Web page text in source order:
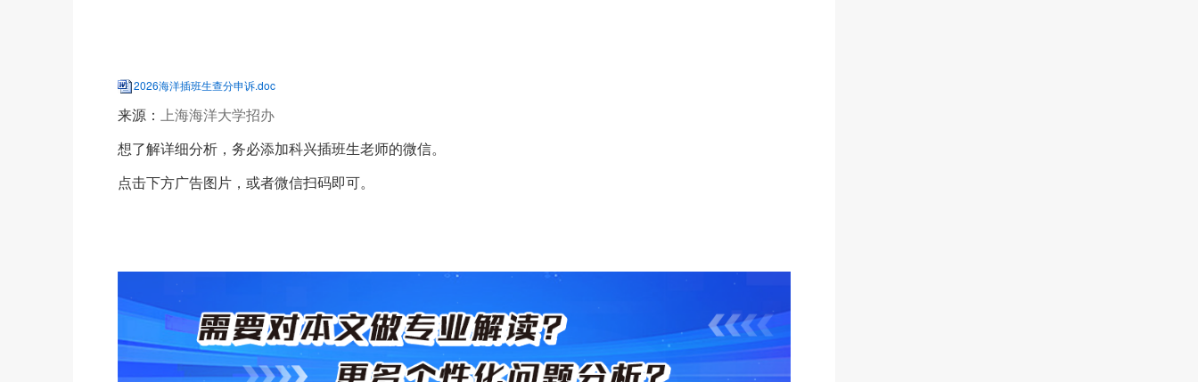
2026海洋插班生查分申诉.doc
来源： 上海海洋大学招办
想了解详细分析，务必添加科兴插班生老师的微信。
点击下方广告图片，或者微信扫码即可。